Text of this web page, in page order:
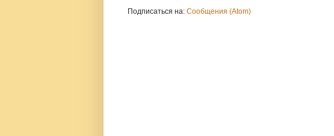
Подписаться на: Сообщения (Atom)